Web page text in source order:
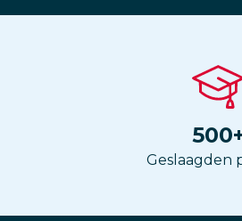
500
Geslaagden